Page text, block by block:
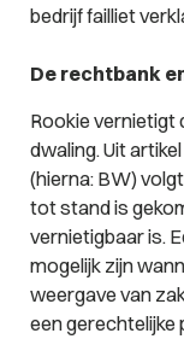
bedrijf failliet
De rechtbank
Rookie vernietigt
dwaling. Uit
(hierna: BW)
tot stand is
vernietigbaar is.
mogelijk zijn
weergave van
een gerechtelijke